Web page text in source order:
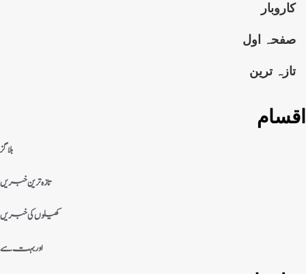
اقسام
بلاگز
تازہ ترین خبریں
کھیلوں کی خبریں
اور بہت سے
کاروبار
صفحہ اول
تازہ ترین